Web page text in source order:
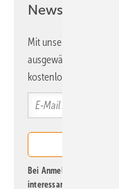
Newsletter!
Mit unserem
ausgewählte
kostenlos direkt ins
Bei Anmeldung zu
interessante Verlags-